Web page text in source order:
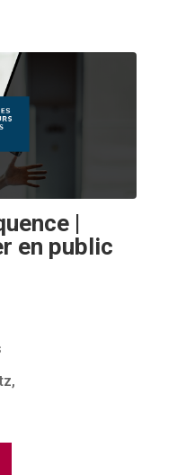
|
en public